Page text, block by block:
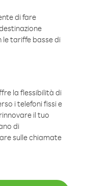
di fare
le tariffe basse di
la flessibilità di
i telefoni fissi e
il tuo
di
sulle chiamate